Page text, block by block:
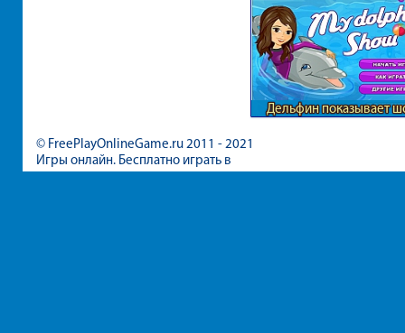
Дельфин показывает
© FreePlayOnlineGame.ru 2011 - 2021
Игры онлайн. Бесплатно играть в
игры для девочек и мальчиков